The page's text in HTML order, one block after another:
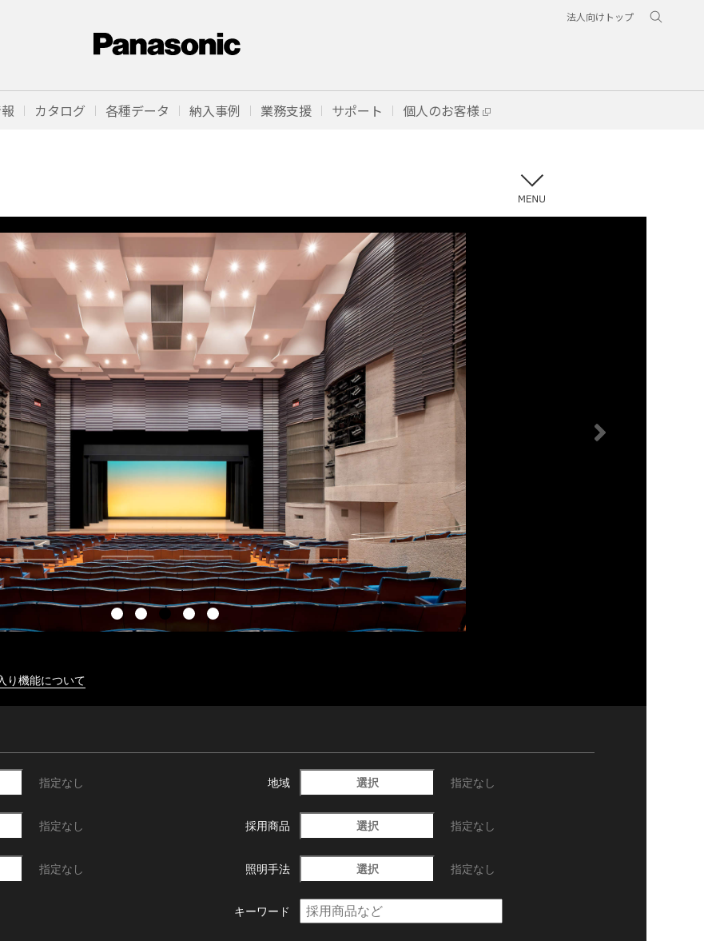
法人向けトップ
カタログ 各種データ 納入事例 業務支援 サポート 個人のお客様
り機能について
指定なし 地域 選択 指定なし
指定なし 採用商品 選択 指定なし
指定なし 照明手法 選択 指定なし
キーワード